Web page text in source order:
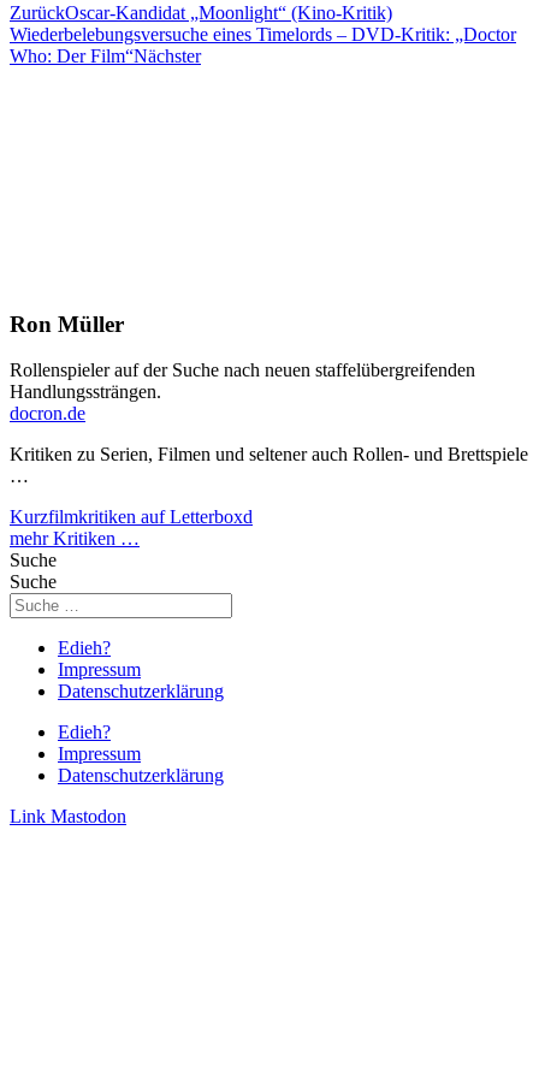
ZurückOscar-Kandidat „Moonlight“ (Kino-Kritik)
Wiederbelebungsversuche eines Timelords – DVD-Kritik: „Doctor
Who: Der Film“Nächster
Ron Müller
Rollenspieler auf der Suche nach neuen staffelübergreifenden
Handlungssträngen.
docron.de
Kritiken zu Serien, Filmen und seltener auch Rollen- und Brettspiele
…
Kurzfilmkritiken auf Letterboxd
mehr Kritiken …
Suche
Suche
Edieh?
Impressum
Datenschutzerklärung
Edieh?
Impressum
Datenschutzerklärung
Link Mastodon